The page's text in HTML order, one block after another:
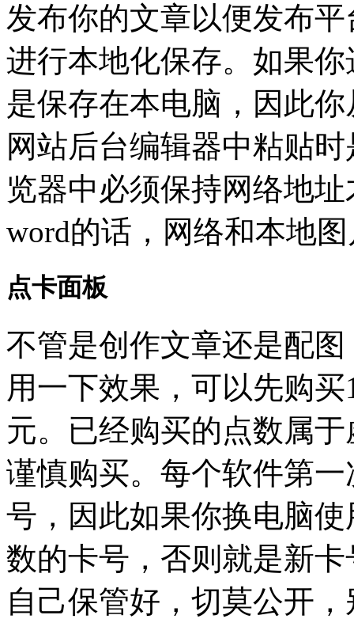
发布你的文章以便发布
进行本地化保存。如果
是保存在本电脑，因此
网站后台编辑器中粘贴
览器中必须保持网络地
word的话，网络和本地
点卡面板
不管是创作文章还是配
用一下效果，可以先购
元。已经购买的点数属
谨慎购买。每个软件第
号，因此如果你换电脑
数的卡号，否则就是新
自己保管好，切莫公开